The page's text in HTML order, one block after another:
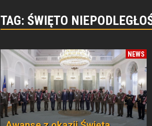
TAG: ŚWIĘTO
NEWS